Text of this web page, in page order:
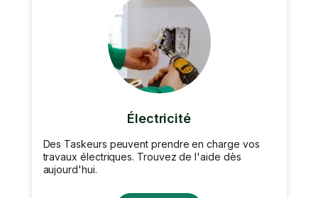
Électricité
Des Taskeurs peuvent prendre en charge vos
travaux électriques. Trouvez de l'aide dès
aujourd'hui.